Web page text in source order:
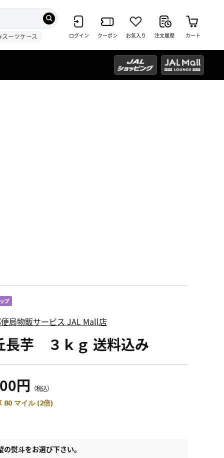
スーツケース ログイン クーポン お気入り 注文履歴 カート
局物販サービス JAL Mall店
長芋 ３ｋｇ 送料込み
円 （税込）
80 マイル (2倍)
の熨斗をお選び下さい。